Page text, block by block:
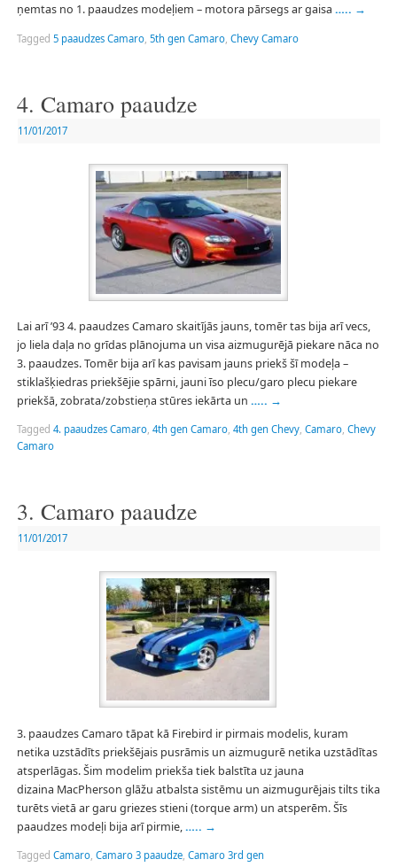
ņemtas no 1. paaudzes modeļiem – motora pārsegs ar gaisa ….. →
Tagged 5 paaudzes Camaro, 5th gen Camaro, Chevy Camaro
4. Camaro paaudze
11/01/2017
Lai arī ’93 4. paaudzes Camaro skaitījās jauns, tomēr tas bija arī vecs,
jo liela daļa no grīdas plānojuma un visa aizmugurējā piekare nāca no
3. paaudzes. Tomēr bija arī kas pavisam jauns priekš šī modeļa –
stiklašķiedras priekšējie spārni, jauni īso plecu/garo plecu piekare
priekšā, zobrata/zobstieņa stūres iekārta un ….. →
Tagged 4. paaudzes Camaro, 4th gen Camaro, 4th gen Chevy, Camaro, Chevy
Camaro
3. Camaro paaudze
11/01/2017
3. paaudzes Camaro tāpat kā Firebird ir pirmais modelis, kuram
netika uzstādīts priekšējais pusrāmis un aizmugurē netika uzstādītas
atsperlāgas. Šim modelim priekša tiek balstīta uz jauna
dizaina MacPherson glāžu atbalsta sistēmu un aizmugurējais tilts tika
turēts vietā ar garu griezes stieni (torque arm) un atsperēm. Šīs
paaudzes modeļi bija arī pirmie,….. →
Tagged Camaro, Camaro 3 paaudze, Camaro 3rd gen